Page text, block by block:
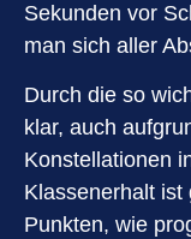
Sekunden vor
man sich aller
Durch die so
klar, auch
Konstellationen
Klassenerhalt ist
Punkten, wie